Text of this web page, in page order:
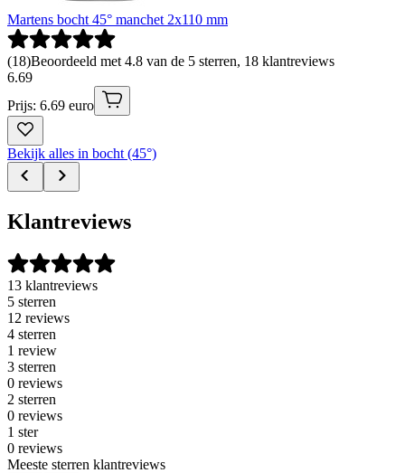
Martens bocht 45° manchet 2x110 mm
(18)Beoordeeld met 4.8 van de 5 sterren, 18 klantreviews
6.69
Prijs: 6.69 euro
Bekijk alles in bocht (45°)
Klantreviews
13 klantreviews
5 sterren
12 reviews
4 sterren
1 review
3 sterren
0 reviews
2 sterren
0 reviews
1 ster
0 reviews
Meeste sterren klantreviews